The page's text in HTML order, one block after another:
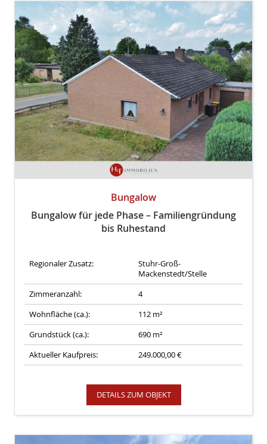
Bungalow
Bungalow für jede Phase – Familiengründung
bis Ruhestand
Regionaler Zusatz:
Stuhr-Groß-
Mackenstedt/Stelle
Zimmeranzahl:
4
Wohnfläche (ca.):
112 m²
Grundstück (ca.):
690 m²
Aktueller Kaufpreis:
249.000,00 €
DETAILS ZUM OBJEKT